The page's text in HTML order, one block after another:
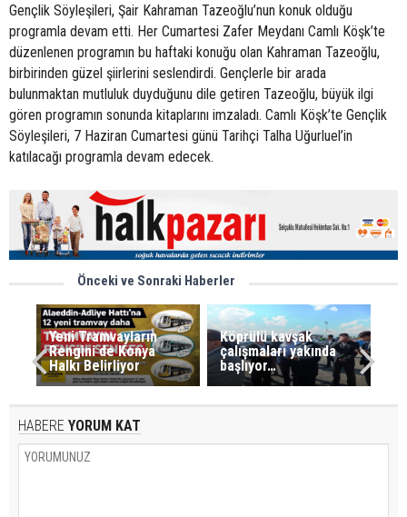
Gençlik Söyleşileri, Şair Kahraman Tazeoğlu’nun konuk olduğu
programla devam etti. Her Cumartesi Zafer Meydanı Camlı Köşk’te
düzenlenen programın bu haftaki konuğu olan Kahraman Tazeoğlu,
birbirinden güzel şiirlerini seslendirdi. Gençlerle bir arada
bulunmaktan mutluluk duyduğunu dile getiren Tazeoğlu, büyük ilgi
gören programın sonunda kitaplarını imzaladı. Camlı Köşk’te Gençlik
Söyleşileri, 7 Haziran Cumartesi günü Tarihçi Talha Uğurluel’in
katılacağı programla devam edecek.
Önceki ve Sonraki Haberler
Yeni Tramvayların
Rengini de Konya
Halkı Belirliyor
Köprülü kavşak
çalışmaları yakında
başlıyor…
HABERE YORUM KAT